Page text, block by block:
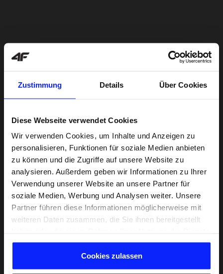
Zustimmung Details Über Cookies
Diese Webseite verwendet Cookies
Wir verwenden Cookies, um Inhalte und Anzeigen zu
personalisieren, Funktionen für soziale Medien anbieten
zu können und die Zugriffe auf unsere Website zu
analysieren. Außerdem geben wir Informationen zu Ihrer
Verwendung unserer Website an unsere Partner für
soziale Medien, Werbung und Analysen weiter. Unsere
Partner führen diese Informationen möglicherweise mit
weiteren Daten zusammen, die Sie ihnen bereitgestellt
gesammelt haben.
Cookies zulassen